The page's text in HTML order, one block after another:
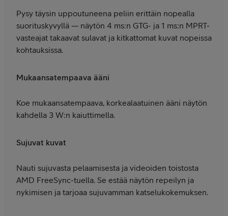
Pysy täysin uppoutuneena peliin erittäin nopealla
suorituskyvyllä — näytön 4 ms:n GTG- ja 1 ms:n MPRT-
vasteajat takaavat sulavat ja kitkattomat kuvat nopeissa
kohtauksissa.
Mukaansatempaava ääni
Koe mukaansatempaava, korkealaatuinen ääni näytön
kahdella 3 W:n kaiuttimella.
Sujuvat kuvat
Nauti sujuvasta pelaamisesta ja videoiden toistosta
AMD FreeSync-tuella. Se estää näytön repeilyn ja
nykimisen ja tarjoaa sujuvamman katselukokemuksen.